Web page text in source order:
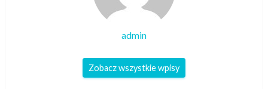
admin
Zobacz wszystkie wpisy